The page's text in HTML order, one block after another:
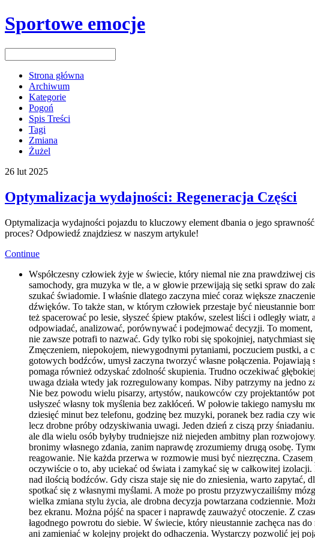
Sportowe emocje
Strona główna
Archiwum
Kategorie
Pogoń
Spis Treści
Tagi
Zmiana
Żużel
26 lut 2025
Optymalizacja wydajności: Regeneracja Części
Optymalizacja wydajności pojazdu to kluczowy element dbania o jego
proces? Odpowiedź znajdziesz w naszym artykule!
Continue
Współczesny człowiek żyje w świecie, który niemal nie zna prawdziwej
samochody, gra muzyka w tle, a w głowie przewijają się setki spraw do
szukać świadomie. I właśnie dlatego zaczyna mieć coraz większe
dźwięków. To także stan, w którym człowiek przestaje być nieustannie
też spacerować po lesie, słyszeć śpiew ptaków, szelest liści i odległy
odpowiadać, analizować, porównywać i podejmować decyzji. To
nie zawsze potrafi to nazwać. Gdy tylko robi się spokojniej, natychmiast
Zmęczeniem, niepokojem, niewygodnymi pytaniami, poczuciem pustki, a
gotowych bodźców, umysł zaczyna tworzyć własne połączenia.
pomaga również odzyskać zdolność skupienia. Trudno oczekiwać
uwaga działa wtedy jak rozregulowany kompas. Niby patrzymy na jedno
Nie bez powodu wielu pisarzy, artystów, naukowców czy projektantów
usłyszeć własny tok myślenia bez zakłóceń. W połowie takiego
dziesięć minut bez telefonu, godzinę bez muzyki, poranek bez radia czy
lecz drobne próby odzyskiwania uwagi. Jeden dzień z ciszą przy
ale dla wielu osób byłyby trudniejsze niż niejeden ambitny plan
bronimy własnego zdania, zanim naprawdę zrozumiemy drugą osobę.
reagowanie. Nie każda przerwa w rozmowie musi być niezręczna.
oczywiście o to, aby uciekać od świata i zamykać się w całkowitej
nad ilością bodźców. Gdy cisza staje się nie do zniesienia, warto
spotkać się z własnymi myślami. A może po prostu przyzwyczailiśmy
wielka zmiana stylu życia, ale drobna decyzja powtarzana codziennie.
bez ekranu. Można pójść na spacer i naprawdę zauważyć otoczenie. Z
łagodnego powrotu do siebie. W świecie, który nieustannie zachęca nas
ani zamieniać w kolejny projekt do odhaczenia. Wystarczy pozwolić jej